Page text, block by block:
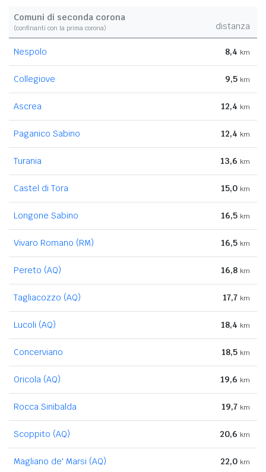
Comuni di seconda corona
(confinanti con la prima corona) distanza
Nespolo 8,4 km
Collegiove 9,5 km
Ascrea 12,4 km
Paganico Sabino 12,4 km
Turania 13,6 km
Castel di Tora 15,0 km
Longone Sabino 16,5 km
Vivaro Romano (RM) 16,5 km
Pereto (AQ) 16,8 km
Tagliacozzo (AQ) 17,7 km
Lucoli (AQ) 18,4 km
Concerviano 18,5 km
Oricola (AQ) 19,6 km
Rocca Sinibalda 19,7 km
Scoppito (AQ) 20,6 km
Magliano de' Marsi (AQ) 22,0 km